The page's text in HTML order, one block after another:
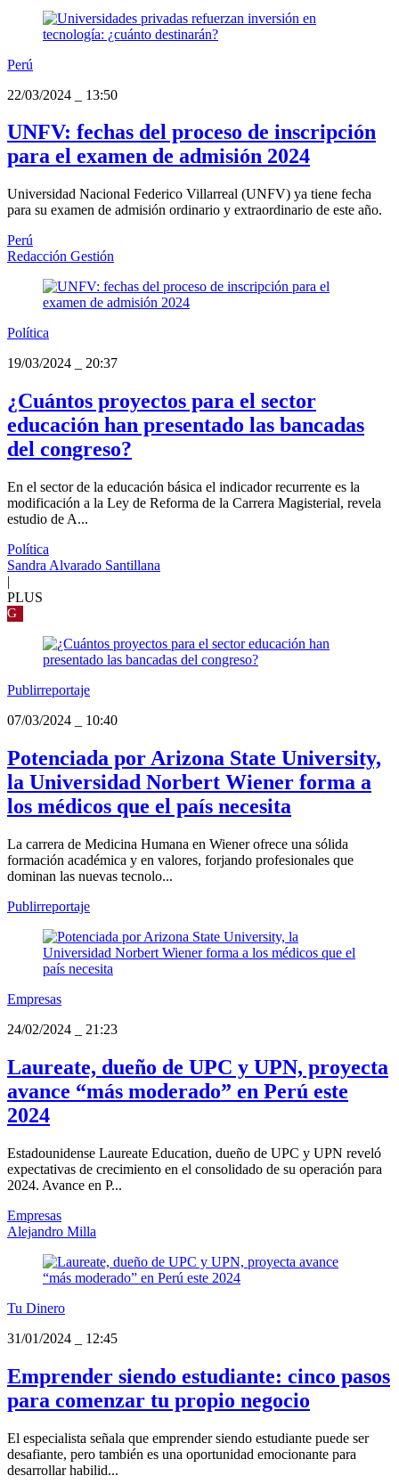
Perú
22/03/2024
13:50
UNFV: fechas del proceso de inscripción
para el examen de admisión 2024
Universidad Nacional Federico Villarreal (UNFV) ya tiene fecha
para su examen de admisión ordinario y extraordinario de este año.
Perú
Redacción Gestión
Política
19/03/2024
20:37
¿Cuántos proyectos para el sector
educación han presentado las bancadas
del congreso?
En el sector de la educación básica el indicador recurrente es la
modificación a la Ley de Reforma de la Carrera Magisterial, revela
estudio de A...
Política
Sandra Alvarado Santillana
|
PLUS
G
Publirreportaje
07/03/2024
10:40
Potenciada por Arizona State University,
la Universidad Norbert Wiener forma a
los médicos que el país necesita
La carrera de Medicina Humana en Wiener ofrece una sólida
formación académica y en valores, forjando profesionales que
dominan las nuevas tecnolo...
Publirreportaje
Empresas
24/02/2024
21:23
Laureate, dueño de UPC y UPN, proyecta
avance “más moderado” en Perú este
2024
Estadounidense Laureate Education, dueño de UPC y UPN reveló
expectativas de crecimiento en el consolidado de su operación para
2024. Avance en P...
Empresas
Alejandro Milla
Tu Dinero
31/01/2024
12:45
Emprender siendo estudiante: cinco pasos
para comenzar tu propio negocio
El especialista señala que emprender siendo estudiante puede ser
desafiante, pero también es una oportunidad emocionante para
desarrollar habilid...